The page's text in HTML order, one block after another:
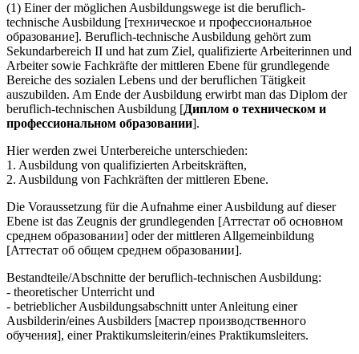
(1) Einer der möglichen Ausbildungswege ist die beruflich-
technische Ausbildung [техническое и профессиональное
образование]. Beruflich-technische Ausbildung gehört zum
Sekundarbereich II und hat zum Ziel, qualifizierte Arbeiterinnen und
Arbeiter sowie Fachkräfte der mittleren Ebene für grundlegende
Bereiche des sozialen Lebens und der beruflichen Tätigkeit
auszubilden. Am Ende der Ausbildung erwirbt man das Diplom der
beruflich-technischen Ausbildung [Диплом о техническом и
профессиональном образовании].
Hier werden zwei Unterbereiche unterschieden:
1. Ausbildung von qualifizierten Arbeitskräften,
2. Ausbildung von Fachkräften der mittleren Ebene.
Die Voraussetzung für die Aufnahme einer Ausbildung auf dieser
Ebene ist das Zeugnis der grundlegenden [Аттестат об основном
среднем образовании] oder der mittleren Allgemeinbildung
[Аттестат об общем среднем образовании].
Bestandteile/Abschnitte der beruflich-technischen Ausbildung:
- theoretischer Unterricht und
- betrieblicher Ausbildungsabschnitt unter Anleitung einer
Ausbilderin/eines Ausbilders [мастер производственного
обучения], einer Praktikumsleiterin/eines Praktikumsleiters.